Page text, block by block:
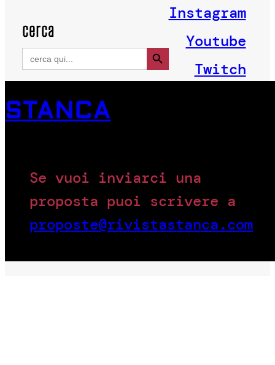
cerca
Search
for:
Search Button
Instagram
Youtube
Twitch
STANCA
Se vuoi inviarci una
proposta puoi scrivere a
proposte@rivistastanca.com